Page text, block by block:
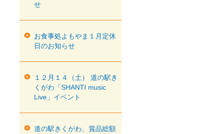
せ
お食事処よもやま１月定休
日のお知らせ
１２月１４（土） 道の駅き
くがわ「SHANTI music
Live」イベント
道の駅きくがわ、賞品総額